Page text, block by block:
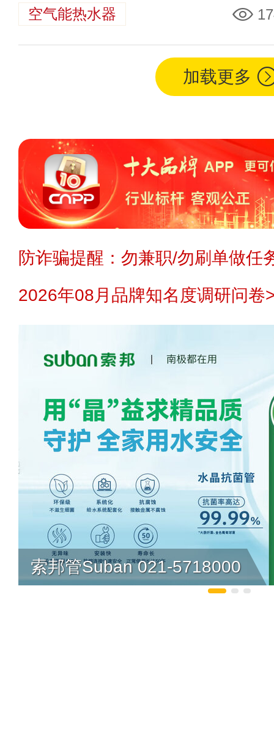
水器哪个好
空气能热水器
加载更多
防诈骗提醒：勿兼职/勿刷单做任
2026年08月品牌知名度调研问卷
索邦管Suban 021-5718000